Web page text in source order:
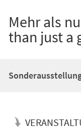
Mehr als
than just a